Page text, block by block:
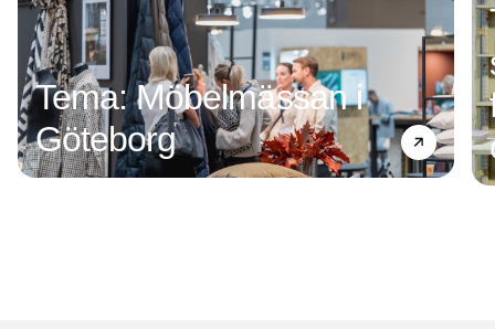
Tema: Möbelmässan i
Göteborg